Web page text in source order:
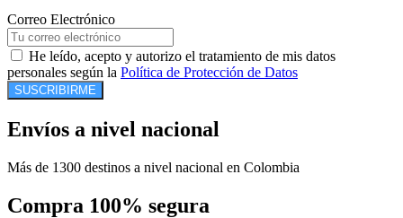
Correo Electrónico
He leído, acepto y autorizo el tratamiento de mis datos
personales según la Política de Protección de Datos
SUSCRIBIRME
Envíos a nivel nacional
Más de 1300 destinos a nivel nacional en Colombia
Compra 100% segura